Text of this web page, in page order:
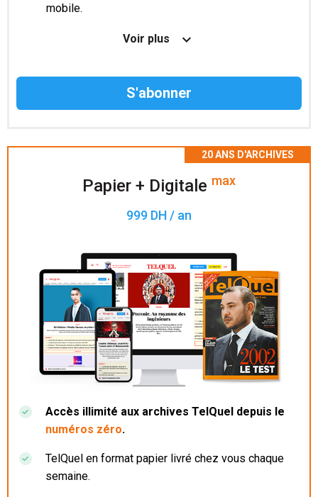
mobile.
Le magazine TelQuel en numérique avant la sortie
Voir plus
Papier + Digitale max
999 DH / an
Accès illimité aux archives TelQuel depuis le
numéros zéro.
TelQuel en format papier livré chez vous chaque
semaine.